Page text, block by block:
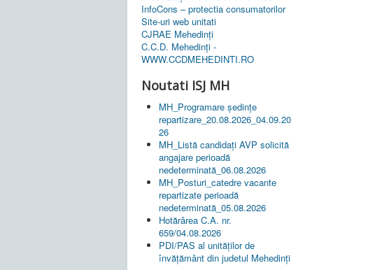
InfoCons – protectia consumatorilor
Site-uri web unitati
CJRAE Mehedinți
C.C.D. Mehedinţi -
WWW.CCDMEHEDINTI.RO
Noutati ISJ MH
MH_Programare ședințe
repartizare_20.08.2026_04.09.20
26
MH_Listă candidați AVP solicită
angajare perioadă
nedeterminată_06.08.2026
MH_Posturi_catedre vacante
repartizate perioadă
nedeterminată_05.08.2026
Hotărârea C.A. nr.
659/04.08.2026
PDI/PAS al unităților de
învățământ din judetul Mehedinți